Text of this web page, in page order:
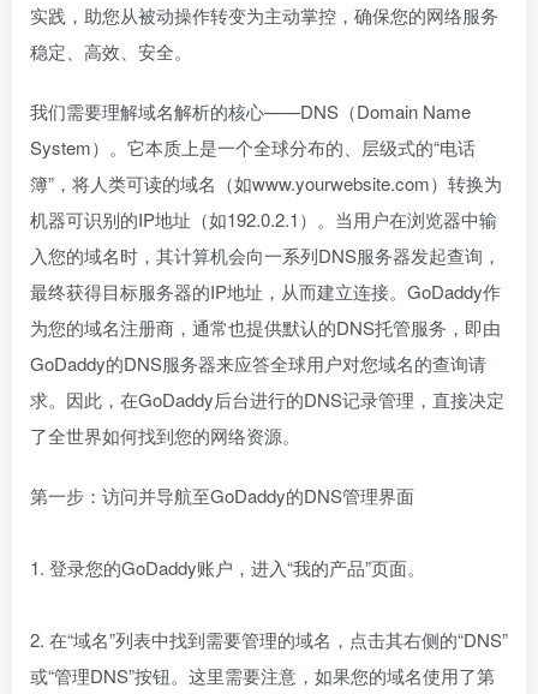
实践，助您从被动操作转变为主动掌控，确保您的网络服务
稳定、高效、安全。
我们需要理解域名解析的核心——DNS（Domain Name
System）。它本质上是一个全球分布的、层级式的“电话
簿”，将人类可读的域名（如www.yourwebsite.com）转换为
机器可识别的IP地址（如192.0.2.1）。当用户在浏览器中输
入您的域名时，其计算机会向一系列DNS服务器发起查询，
最终获得目标服务器的IP地址，从而建立连接。GoDaddy作
为您的域名注册商，通常也提供默认的DNS托管服务，即由
GoDaddy的DNS服务器来应答全球用户对您域名的查询请
求。因此，在GoDaddy后台进行的DNS记录管理，直接决定
了全世界如何找到您的网络资源。
第一步：访问并导航至GoDaddy的DNS管理界面
1. 登录您的GoDaddy账户，进入“我的产品”页面。
2. 在“域名”列表中找到需要管理的域名，点击其右侧的“DNS”
或“管理DNS”按钮。这里需要注意，如果您的域名使用了第